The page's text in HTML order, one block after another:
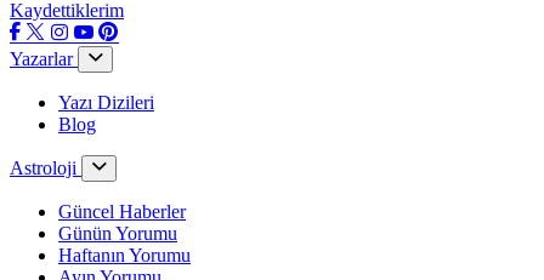
Kaydettiklerim
Yazarlar
Yazı Dizileri
Blog
Astroloji
Güncel Haberler
Günün Yorumu
Haftanın Yorumu